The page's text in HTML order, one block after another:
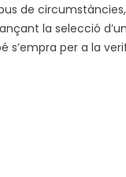
de
la selecció
s’empra per a la